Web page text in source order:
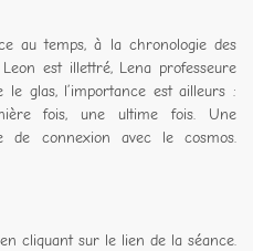
au temps, à la chronologie des
est illettré, Lena professeure
glas, l’importance est ailleurs :
fois, une ultime fois. Une
de connexion avec le cosmos.
cliquant sur le lien de la séance.